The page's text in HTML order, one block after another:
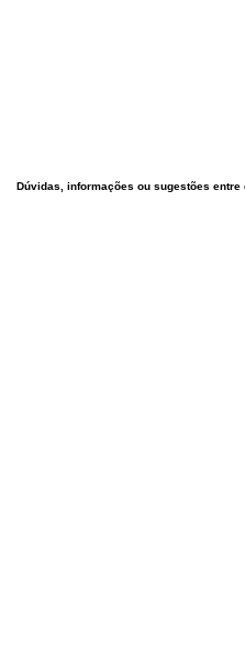
Dúvidas, informações ou sugestões